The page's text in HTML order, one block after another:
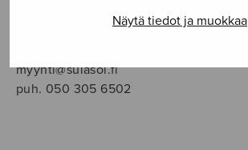
Näytä tiedot ja muokkaa
Tallberginkatu 1 B, 1,5 krs.
myynti@sulasol.fi
puh. 050 305 6502